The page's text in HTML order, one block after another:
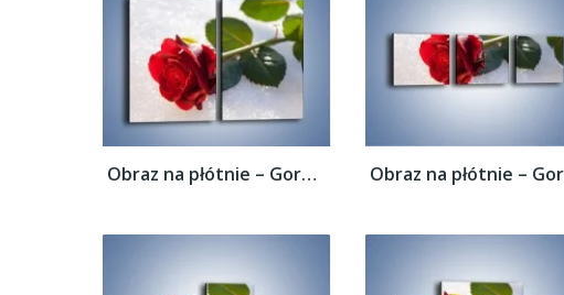
Obraz na płótnie – Gorąca róża na...